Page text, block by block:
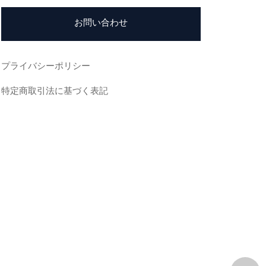
お問い合わせ
プライバシーポリシー
特定商取引法に基づく表記